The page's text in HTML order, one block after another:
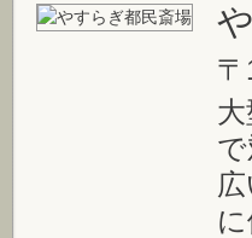
で
に